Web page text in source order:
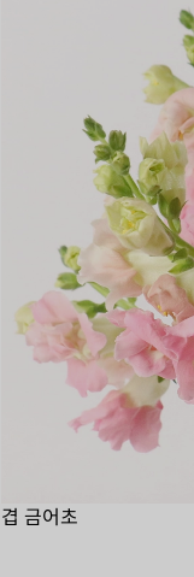
겹 금어초